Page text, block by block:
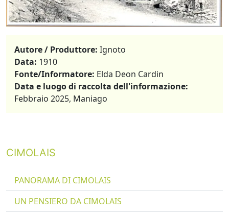
Autore / Produttore: Ignoto
Data: 1910
Fonte/Informatore: Elda Deon Cardin
Data e luogo di raccolta dell'informazione:
Febbraio 2025, Maniago
CIMOLAIS
PANORAMA DI CIMOLAIS
UN PENSIERO DA CIMOLAIS